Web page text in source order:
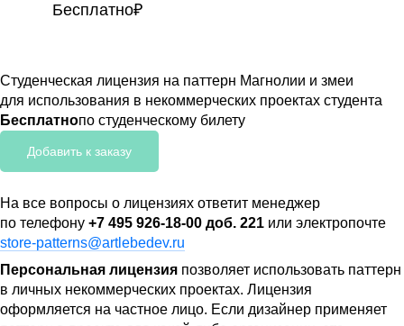
Бесплатно₽
Студенческая лицензия на паттерн Магнолии и змеи
для использования в некоммерческих проектах студента
Бесплатнопо студенческому билету
Добавить к заказу
На все вопросы о лицензиях ответит менеджер
по телефону +7 495 926-18-00 доб. 221 или электропочте
store-patterns@artlebedev.ru
Персональная лицензия позволяет использовать паттерн
в личных некоммерческих проектах. Лицензия
оформляется на частное лицо. Если дизайнер применяет